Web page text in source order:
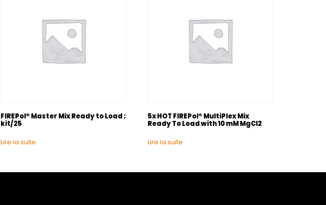
FIREPol® Master Mix Ready to Load ;
kit/25
Lire la suite
5x HOT FIREPol® MultiPlex Mix
Ready To Load with 10 mM MgCl2
Lire la suite